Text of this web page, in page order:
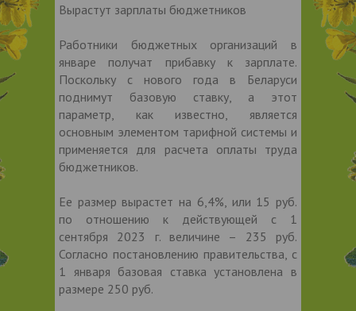
Вырастут зарплаты бюджетников
Работники бюджетных организаций в
январе получат прибавку к зарплате.
Поскольку с нового года в Беларуси
поднимут базовую ставку, а этот
параметр, как известно, является
основным элементом тарифной системы и
применяется для расчета оплаты труда
бюджетников.
Ее размер вырастет на 6,4%, или 15 руб.
по отношению к действующей с 1
сентября 2023 г. величине – 235 руб.
Согласно постановлению правительства, с
1 января базовая ставка установлена в
размере 250 руб.